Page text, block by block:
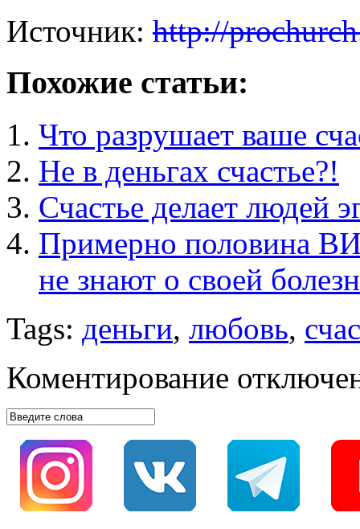
Источник: http://
Похожие статьи:
Что разрушает ваше
Не в деньгах счастье?!
Счастье делает людей
Примерно половина
не знают о своей
Tags: деньги, любовь,
Коментирование